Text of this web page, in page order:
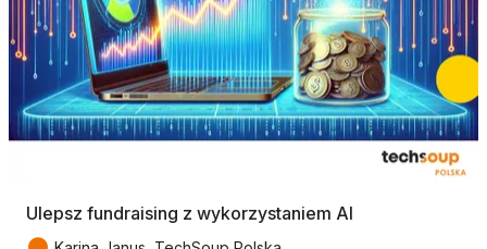
Ulepsz fundraising z wykorzystaniem AI